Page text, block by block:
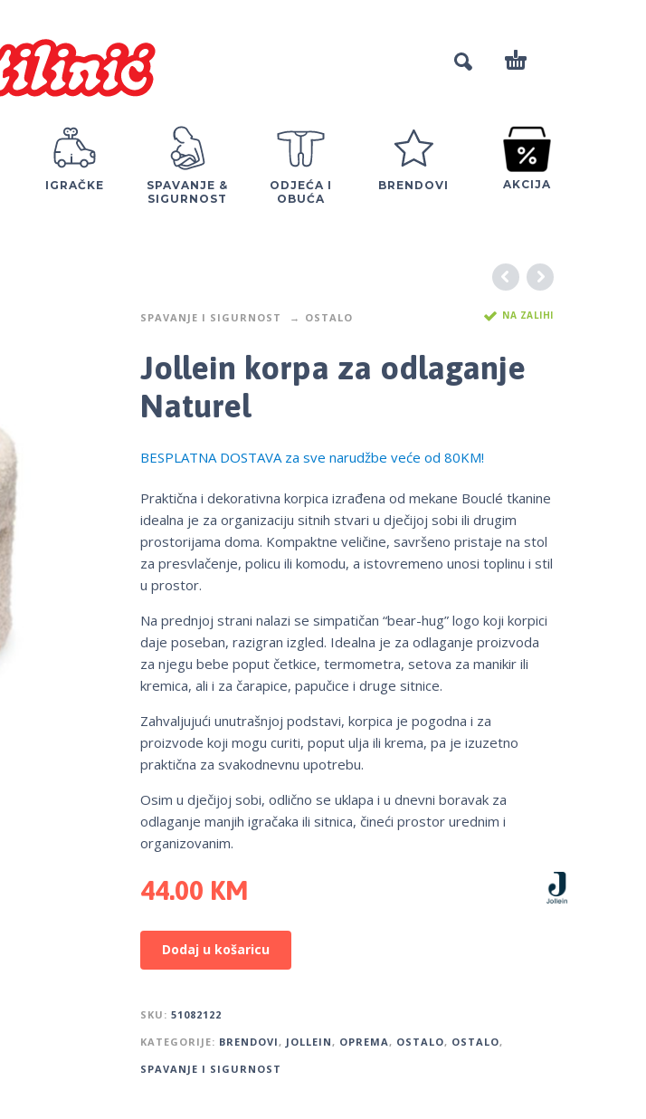
IGRAČKE
SPAVANJE &
SIGURNOST
ODJEĆA I
OBUĆA
BRENDOVI AKCIJA
SPAVANJE I SIGURNOST OSTALO NA ZALIHI
Jollein korpa za odlaganje
Naturel
BESPLATNA DOSTAVA za sve narudžbe veće od 80KM!
Praktična i dekorativna korpica izrađena od mekane Bouclé tkanine
idealna je za organizaciju sitnih stvari u dječijoj sobi ili drugim
prostorijama doma. Kompaktne veličine, savršeno pristaje na stol
za presvlačenje, policu ili komodu, a istovremeno unosi toplinu i stil
u prostor.
Na prednjoj strani nalazi se simpatičan “bear-hug” logo koji korpici
daje poseban, razigran izgled. Idealna je za odlaganje proizvoda
za njegu bebe poput četkice, termometra, setova za manikir ili
kremica, ali i za čarapice, papučice i druge sitnice.
Zahvaljujući unutrašnjoj podstavi, korpica je pogodna i za
proizvode koji mogu curiti, poput ulja ili krema, pa je izuzetno
praktična za svakodnevnu upotrebu.
Osim u dječijoj sobi, odlično se uklapa i u dnevni boravak za
odlaganje manjih igračaka ili sitnica, čineći prostor urednim i
organizovanim.
44.00 KM
Dodaj u košaricu
SKU: 51082122
KATEGORIJE: BRENDOVI, JOLLEIN, OPREMA, OSTALO, OSTALO,
SPAVANJE I SIGURNOST